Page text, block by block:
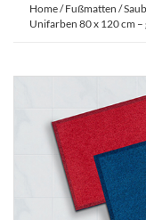
Home/Fußmatten /
Unifarben 80 x 120 cm